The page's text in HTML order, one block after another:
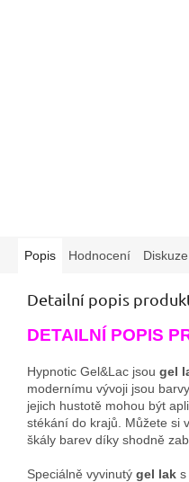
Popis Hodnocení Diskuze
Detailní popis
DETAILNÍ POPIS
Hypnotic Gel&Lac jsou gel
modernímu vývoji jsou
jejich hustotě mohou být
stékání do krajů. Můžete si
škály barev díky shodně
Speciálně vyvinutý gel lak s